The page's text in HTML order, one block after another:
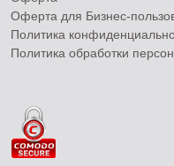
Оферта для Бизнес-
Политика
Политика обработки